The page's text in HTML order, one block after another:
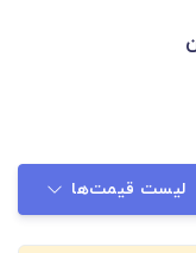
لیست قیمت‌ها